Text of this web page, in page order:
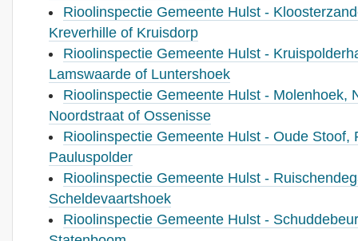
Rioolinspectie Gemeente Hulst -
Kreverhille of Kruisdorp
Rioolinspectie Gemeente Hulst -
Lamswaarde of Luntershoek
Rioolinspectie Gemeente Hulst - Molenhoek,
Noordstraat of Ossenisse
Rioolinspectie Gemeente Hulst - Oude Stoof,
Pauluspolder
Rioolinspectie Gemeente Hulst -
Scheldevaartshoek
Rioolinspectie Gemeente Hulst -